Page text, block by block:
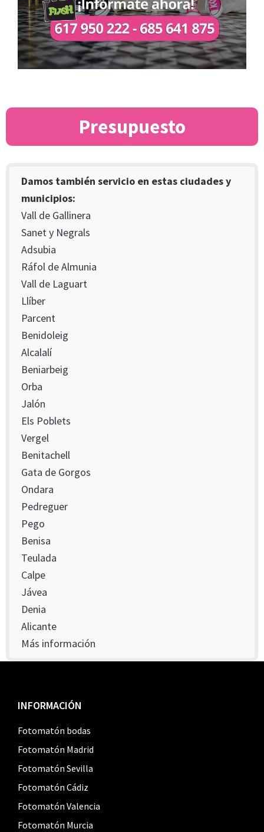
Presupuesto
Damos también servicio en estas ciudades y
municipios:
Vall de Gallinera
Sanet y Negrals
Adsubia
Ráfol de Almunia
Vall de Laguart
Llíber
Parcent
Benidoleig
Alcalalí
Beniarbeig
Orba
Jalón
Els Poblets
Vergel
Benitachell
Gata de Gorgos
Ondara
Pedreguer
Pego
Benisa
Teulada
Calpe
Jávea
Denia
Alicante
Más información
Footer
INFORMACIÓN
Fotomatón bodas
Fotomatón Madrid
Fotomatón Sevilla
Fotomatón Cádiz
Fotomatón Valencia
Fotomatón Murcia